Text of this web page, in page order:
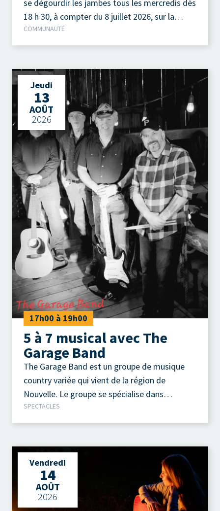
se dégourdir les jambes tous les mercredis dès
18 h 30, à compter du 8 juillet 2026, sur la
terrasse extérieure du Camp à Jos, au parc de
la Pointe-Taylor !
COMMUNAUTÉ
Jeudi
13
AOÛT
2026
17h00 à 19h00
5 à 7 musical avec The
Garage Band
The Garage Band est un groupe de musique
country variée qui vient de la région de
Nouvelle. Le groupe se spécialise dans
l’animation d’événements de toutes sortes,
offrant des performances dynamiques
comprend des classiques du country, du genre
Brooks & Dunn, Buck Own, Alabama, Johnny
Cash et aussi quelques Salebarbes, etc. Ce qui
leur permet de créer une ambiance festive et
engageante lors de leurs prestations. Jeudi 13
SPECTACLES
Vendredi
14
AOÛT
2026